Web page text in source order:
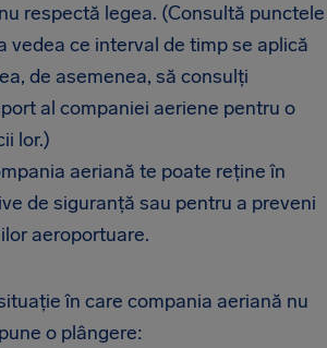
respectă legea. (Consultă punctele
vedea ce interval de timp se aplică
de asemenea, să consulți
al companiei aeriene pentru o
lor.)
aeriană te poate reține în
de siguranță sau pentru a preveni
aeroportuare.
în care compania aeriană nu
o plângere: